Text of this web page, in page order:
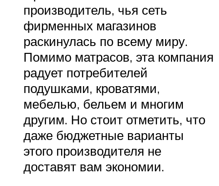
производитель, чья сеть
фирменных магазинов
раскинулась по всему миру.
Помимо матрасов, эта компания
радует потребителей
подушками, кроватями,
мебелью, бельем и многим
другим. Но стоит отметить, что
даже бюджетные варианты
этого производителя не
доставят вам экономии.